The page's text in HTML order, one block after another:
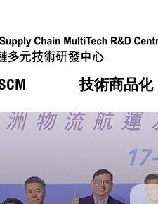
機構簡介
組織架構
技術商品化
服務
可獲授權之技術
應用於公共服務
合作計劃
資助計劃
活動
獎項
會籍及服務
會員列表